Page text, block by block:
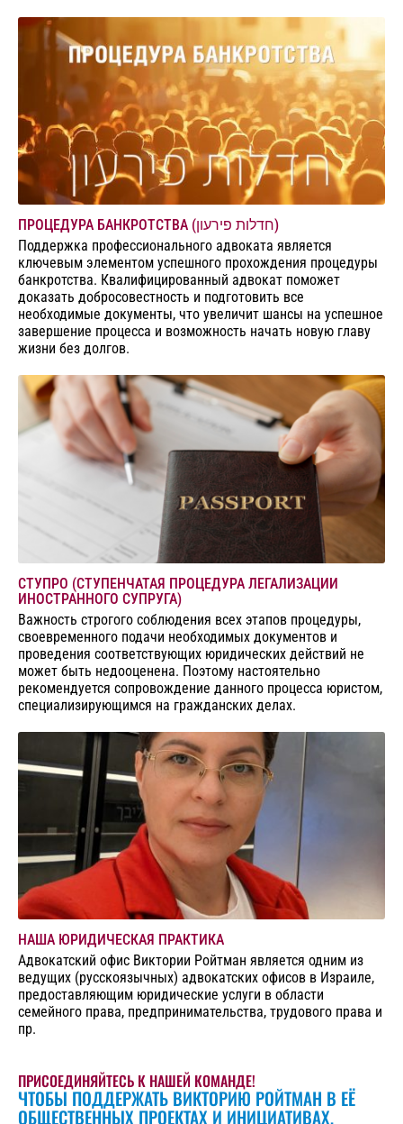
ПРОЦЕДУРА БАНКРОТСТВА (חדלות פירעון)
Поддержка профессионального адвоката является
ключевым элементом успешного прохождения процедуры
банкротства. Квалифицированный адвокат поможет
доказать добросовестность и подготовить все
необходимые документы, что увеличит шансы на успешное
завершение процесса и возможность начать новую главу
жизни без долгов.
СТУПРО (СТУПЕНЧАТАЯ ПРОЦЕДУРА ЛЕГАЛИЗАЦИИ
ИНОСТРАННОГО СУПРУГА)
Важность строгого соблюдения всех этапов процедуры,
своевременного подачи необходимых документов и
проведения соответствующих юридических действий не
может быть недооценена. Поэтому настоятельно
рекомендуется сопровождение данного процесса юристом,
специализирующимся на гражданских делах.
НАША ЮРИДИЧЕСКАЯ ПРАКТИКА
Адвокатский офис Виктории Ройтман является одним из
ведущих (русскоязычных) адвокатских офисов в Израиле,
предоставляющим юридические услуги в области
семейного права, предпринимательства, трудового права и
пр.
ПРИСОЕДИНЯЙТЕСЬ К НАШЕЙ КОМАНДЕ!
ЧТОБЫ ПОДДЕРЖАТЬ ВИКТОРИЮ РОЙТМАН В ЕЁ
ОБЩЕСТВЕННЫХ ПРОЕКТАХ И ИНИЦИАТИВАХ,